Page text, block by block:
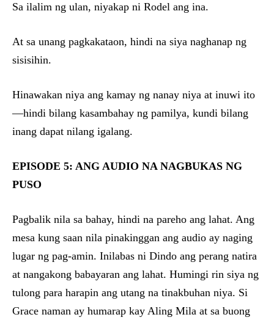
Sa ilalim ng ulan, niyakap ni Rodel ang ina.
At sa unang pagkakataon, hindi na siya naghanap ng
sisisihin.
Hinawakan niya ang kamay ng nanay niya at inuwi ito
—hindi bilang kasambahay ng pamilya, kundi bilang
inang dapat nilang igalang.
EPISODE 5: ANG AUDIO NA NAGBUKAS NG
PUSO
Pagbalik nila sa bahay, hindi na pareho ang lahat. Ang
mesa kung saan nila pinakinggan ang audio ay naging
lugar ng pag-amin. Inilabas ni Dindo ang perang natira
at nangakong babayaran ang lahat. Humingi rin siya ng
tulong para harapin ang utang na tinakbuhan niya. Si
Grace naman ay humarap kay Aling Mila at sa buong